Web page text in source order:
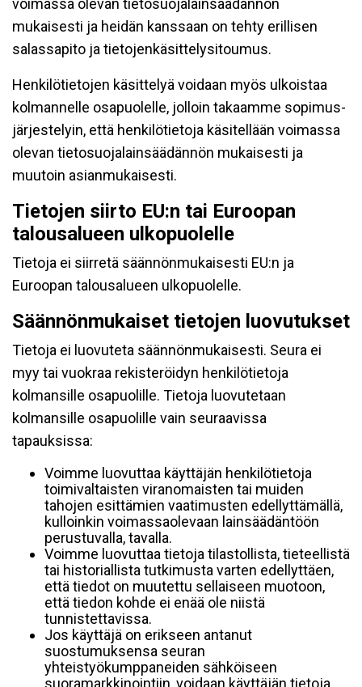
voimassa olevan tietosuojalainsäädännön
mukaisesti ja heidän kanssaan on tehty erillisen
salassapito ja tietojenkäsittelysitoumus.
Henkilötietojen käsittelyä voidaan myös ulkoistaa
kolmannelle osapuolelle, jolloin takaamme sopimus-
järjestelyin, että henkilötietoja käsitellään voimassa
olevan tietosuojalainsäädännön mukaisesti ja
muutoin asianmukaisesti.
Tietojen siirto EU:n tai Euroopan
talousalueen ulkopuolelle
Tietoja ei siirretä säännönmukaisesti EU:n ja
Euroopan talousalueen ulkopuolelle.
Säännönmukaiset tietojen luovutukset
Tietoja ei luovuteta säännönmukaisesti. Seura ei
myy tai vuokraa rekisteröidyn henkilötietoja
kolmansille osapuolille. Tietoja luovutetaan
kolmansille osapuolille vain seuraavissa
tapauksissa:
Voimme luovuttaa käyttäjän henkilötietoja
toimivaltaisten viranomaisten tai muiden
tahojen esittämien vaatimusten edellyttämällä,
kulloinkin voimassaolevaan lainsäädäntöön
perustuvalla, tavalla.
Voimme luovuttaa tietoja tilastollista, tieteellistä
tai historiallista tutkimusta varten edellyttäen,
että tiedot on muutettu sellaiseen muotoon,
että tiedon kohde ei enää ole niistä
tunnistettavissa.
Jos käyttäjä on erikseen antanut
suostumuksensa seuran
yhteistyökumppaneiden sähköiseen
suoramarkkinointiin, voidaan käyttäjän tietoja